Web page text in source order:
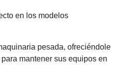
en los modelos
pesada, ofreciéndole
mantener sus equipos en